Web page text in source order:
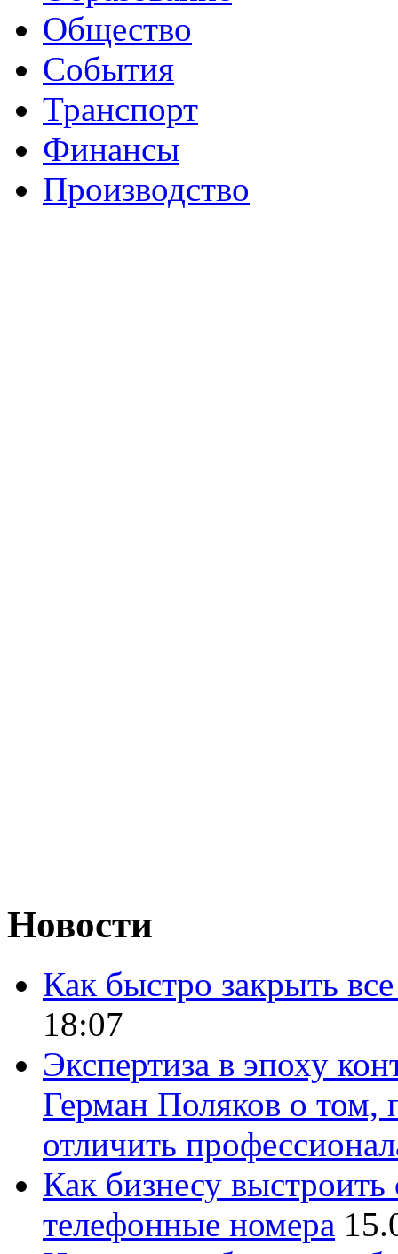
Общество
События
Транспорт
Финансы
Производство
Новости
Как быстро закрыть
18:07
Экспертиза в эпоху
Герман Поляков о том,
отличить
Как бизнесу
телефонные номера